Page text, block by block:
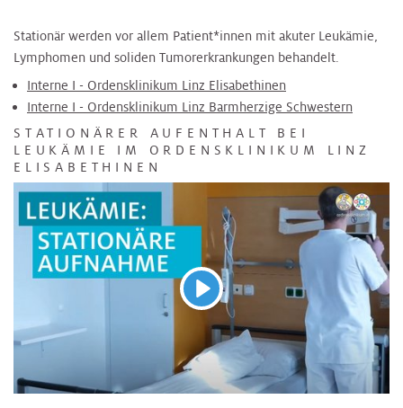
Stationär werden vor allem Patient*innen mit akuter Leukämie,
Lymphomen und soliden Tumorerkrankungen behandelt.
Interne I - Ordensklinikum Linz Elisabethinen
Interne I - Ordensklinikum Linz Barmherzige Schwestern
STATIONÄRER AUFENTHALT BEI
LEUKÄMIE IM ORDENSKLINIKUM LINZ
ELISABETHINEN
Abspielen